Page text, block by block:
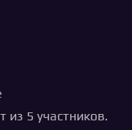
из 5 участников.